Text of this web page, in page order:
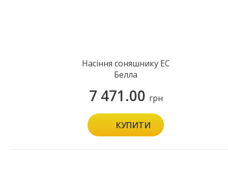
Насіння соняшнику ЕС
Белла
7 471.00 грн
КУПИТИ